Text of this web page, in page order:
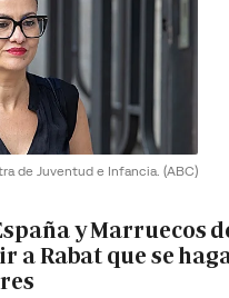
de Juventud e Infancia. (ABC)
y Marruecos
a Rabat que se